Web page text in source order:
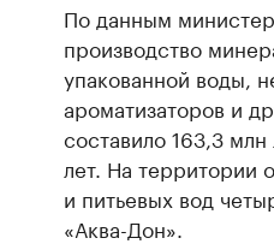
По данным
производство
упакованной воды,
ароматизаторов и
составило 163,3
лет. На территории
и питьевых вод
«Аква-Дон».